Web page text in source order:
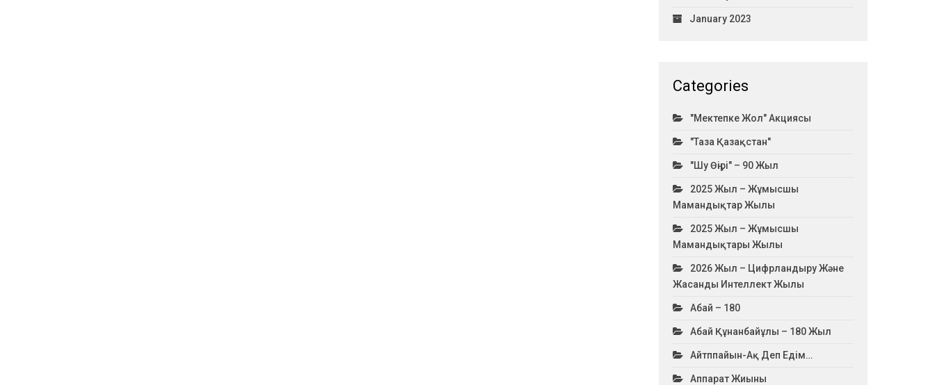
January 2023
Categories
"Мектепке Жол" Акциясы
"Таза Қазақстан"
"Шу Өңірі" – 90 Жыл
2025 Жыл – Жұмысшы
Мамандықтар Жылы
2025 Жыл – Жұмысшы
Мамандықтары Жылы
2026 Жыл – Цифрландыру Және
Жасанды Интеллект Жылы
Абай – 180
Абай Құнанбайұлы – 180 Жыл
Айтппайын-Ақ Деп Едім…
Аппарат Жиыны